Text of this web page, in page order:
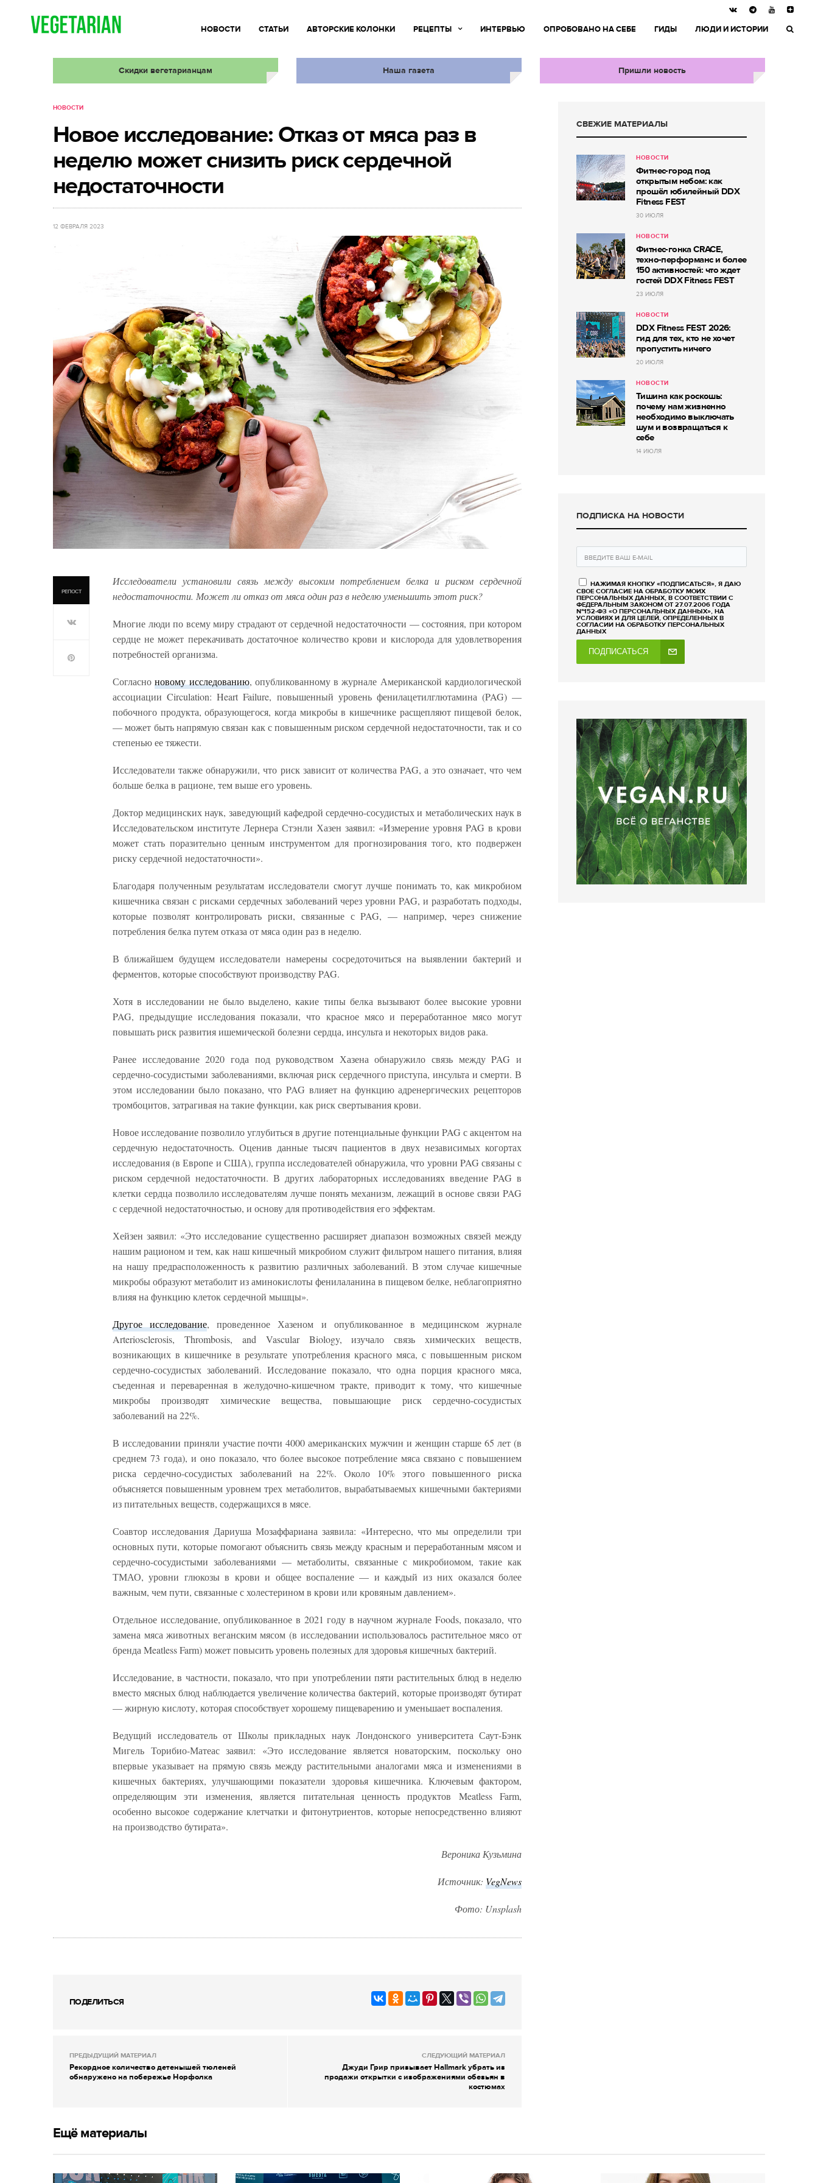
НОВОСТИ СТАТЬИ АВТОРСКИЕ КОЛОНКИ РЕЦЕПТЫ ИНТЕРВЬЮ ОПРОБОВАНО НА СЕБЕ ГИДЫ ЛЮДИ И ИСТОРИИ
Скидки вегетарианцам Наша газета Пришли новость
НОВОСТИ
Новое исследование: Отказ от мяса раз в
неделю может снизить риск сердечной
недостаточности
12 ФЕВРАЛЯ 2023
РЕПОСТ
Исследователи установили связь между высоким потреблением белка и риском сердечной
недостаточности. Может ли отказ от мяса один раз в неделю уменьшить этот риск?
Многие люди по всему миру страдают от сердечной недостаточности — состояния, при котором
сердце не может перекачивать достаточное количество крови и кислорода для удовлетворения
потребностей организма.
Согласноновому исследованию, опубликованному в журнале Американской кардиологической
ассоциации Circulation: Heart Failure, повышенный уровень фенилацетилглютамина (PAG) —
побочного продукта, образующегося, когда микробы в кишечнике расщепляют пищевой белок,
— может быть напрямую связан как с повышенным риском сердечной недостаточности, так и со
степенью ее тяжести.
Исследователи также обнаружили, что риск зависит от количества PAG, а это означает, что чем
больше белка в рационе, тем выше его уровень.
Доктор медицинских наук, заведующий кафедрой сердечно-сосудистых и метаболических наук в
Исследовательском институте Лернера Стэнли Хазен заявил: «Измерение уровня PAG в крови
может стать поразительно ценным инструментом для прогнозирования того, кто подвержен
риску сердечной недостаточности».
Благодаря полученным результатам исследователи смогут лучше понимать то, как микробиом
кишечника связан с рисками сердечных заболеваний через уровни PAG, и разработать подходы,
которые позволят контролировать риски, связанные с PAG, — например, через снижение
потребления белка путем отказа от мяса один раз в неделю.
В ближайшем будущем исследователи намерены сосредоточиться на выявлении бактерий и
ферментов, которые способствуют производству PAG.
Хотя в исследовании не было выделено, какие типы белка вызывают более высокие уровни
PAG, предыдущие исследования показали, что красное мясо и переработанное мясо могут
повышать риск развития ишемической болезни сердца, инсульта и некоторых видов рака.
Ранее исследование 2020 года под руководством Хазена обнаружило связь между PAG и
сердечно-сосудистыми заболеваниями, включая риск сердечного приступа, инсульта и смерти. В
этом исследовании было показано, что PAG влияет на функцию адренергических рецепторов
тромбоцитов, затрагивая на такие функции, как риск свертывания крови.
Новое исследование позволило углубиться в другие потенциальные функции PAG с акцентом на
сердечную недостаточность. Оценив данные тысяч пациентов в двух независимых когортах
исследования (в Европе и США), группа исследователей обнаружила, что уровни PAG связаны с
риском сердечной недостаточности. В других лабораторных исследованиях введение PAG в
клетки сердца позволило исследователям лучше понять механизм, лежащий в основе связи PAG
с сердечной недостаточностью, и основу для противодействия его эффектам.
Хейзен заявил: «Это исследование существенно расширяет диапазон возможных связей между
нашим рационом и тем, как наш кишечный микробиом служит фильтром нашего питания, влияя
на нашу предрасположенность к развитию различных заболеваний. В этом случае кишечные
микробы образуют метаболит из аминокислоты фенилаланина в пищевом белке, неблагоприятно
влияя на функцию клеток сердечной мышцы».
Другое исследование, проведенное Хазеном и опубликованное в медицинском журнале
Arteriosclerosis, Thrombosis, and Vascular Biology, изучало связь химических веществ,
возникающих в кишечнике в результате употребления красного мяса, с повышенным риском
сердечно-сосудистых заболеваний. Исследование показало, что одна порция красного мяса,
съеденная и переваренная в желудочно-кишечном тракте, приводит к тому, что кишечные
микробы производят химические вещества, повышающие риск сердечно-сосудистых
заболеваний на 22%.
В исследовании приняли участие почти 4000 американских мужчин и женщин старше 65 лет (в
среднем 73 года), и оно показало, что более высокое потребление мяса связано с повышением
риска сердечно-сосудистых заболеваний на 22%. Около 10% этого повышенного риска
объясняется повышенным уровнем трех метаболитов, вырабатываемых кишечными бактериями
из питательных веществ, содержащихся в мясе.
Соавтор исследования Дариуша Мозаффариана заявила: «Интересно, что мы определили три
основных пути, которые помогают объяснить связь между красным и переработанным мясом и
сердечно-сосудистыми заболеваниями — метаболиты, связанные с микробиомом, такие как
ТМАО, уровни глюкозы в крови и общее воспаление — и каждый из них оказался более
важным, чем пути, связанные с холестерином в крови или кровяным давлением».
Отдельное исследование, опубликованное в 2021 году в научном журнале Foods, показало, что
замена мяса животных веганским мясом (в исследовании использовалось растительное мясо от
бренда Meatless Farm) может повысить уровень полезных для здоровья кишечных бактерий.
Исследование, в частности, показало, что при употреблении пяти растительных блюд в неделю
вместо мясных блюд наблюдается увеличение количества бактерий, которые производят бутират
— жирную кислоту, которая способствует хорошему пищеварению и уменьшает воспаления.
Ведущий исследователь от Школы прикладных наук Лондонского университета Саут-Бэнк
Мигель Торибио-Матеас заявил: «Это исследование является новаторским, поскольку оно
впервые указывает на прямую связь между растительными аналогами мяса и изменениями в
кишечных бактериях, улучшающими показатели здоровья кишечника. Ключевым фактором,
определяющим эти изменения, является питательная ценность продуктов Meatless Farm,
особенно высокое содержание клетчатки и фитонутриентов, которые непосредственно влияют
на производство бутирата».
Вероника Кузьмина
Источник: VegNews
Фото: Unsplash
ПОДЕЛИТЬСЯ
ПРЕДЫДУЩИЙ МАТЕРИАЛ
Рекордное количество детенышей тюленей
обнаружено на побережье Норфолка
СЛЕДУЮЩИЙ МАТЕРИАЛ
Джуди Грир призывает Hallmark убрать из
продажи открытки с изображениями обезьян в
костюмах
СВЕЖИЕ МАТЕРИАЛЫ
НОВОСТИ
Фитнес-город под
открытым небом: как
прошёл юбилейный DDX
Fitness FEST
30 ИЮЛЯ
НОВОСТИ
Фитнес-гонка CRACE,
техно-перформанс и более
150 активностей: что ждет
гостей DDX Fitness FEST
23 ИЮЛЯ
НОВОСТИ
DDX Fitness FEST 2026:
гид для тех, кто не хочет
пропустить ничего
20 ИЮЛЯ
НОВОСТИ
Тишина как роскошь:
почему нам жизненно
необходимо выключать
шум и возвращаться к
себе
14 ИЮЛЯ
ПОДПИСКА НА НОВОСТИ
НАЖИМАЯ КНОПКУ «ПОДПИСАТЬСЯ», Я ДАЮ
СВОЕ СОГЛАСИЕ НА ОБРАБОТКУ МОИХ
ПЕРСОНАЛЬНЫХ ДАННЫХ, В СООТВЕТСТВИИ С
ФЕДЕРАЛЬНЫМ ЗАКОНОМ ОТ 27.07.2006 ГОДА
№152-ФЗ «О ПЕРСОНАЛЬНЫХ ДАННЫХ», НА
УСЛОВИЯХ И ДЛЯ ЦЕЛЕЙ, ОПРЕДЕЛЕННЫХ В
СОГЛАСИИ НА ОБРАБОТКУ ПЕРСОНАЛЬНЫХ
ДАННЫХ
ПОДПИСАТЬСЯ
Ещё материалы